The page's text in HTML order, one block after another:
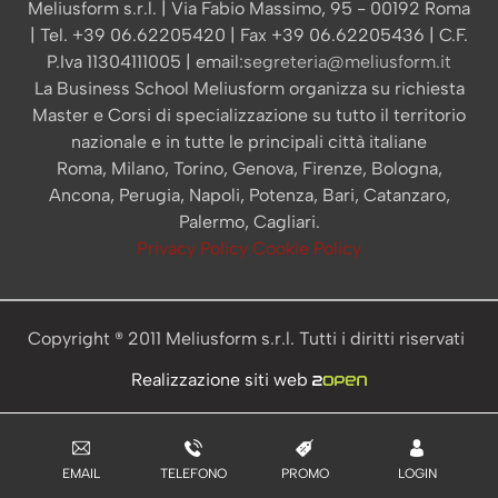
EMAIL TELEFONO PROMO LOGIN
Meliusform s.r.l. | Via Fabio Massimo, 95 - 00192 Roma
| Tel. +39 06.62205420 | Fax +39 06.62205436 | C.F.
P.Iva 11304111005 | email:segreteria@meliusform.it
La Business School Meliusform organizza su richiesta
Master e Corsi di specializzazione su tutto il territorio
nazionale e in tutte le principali città italiane
Roma, Milano, Torino, Genova, Firenze, Bologna,
Ancona, Perugia, Napoli, Potenza, Bari, Catanzaro,
Palermo, Cagliari.
Privacy Policy Cookie Policy
Copyright ® 2011 Meliusform s.r.l. Tutti i diritti riservati
Realizzazione siti web